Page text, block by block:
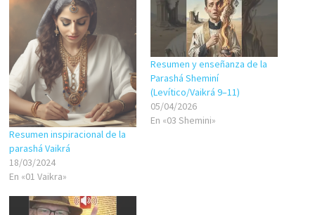
Resumen inspiracional de la
parashá Vaikrá
18/03/2024
En «01 Vaikra»
Resumen y enseñanza de la
Parashá Sheminí
(Levítico/Vaikrá 9–11)
05/04/2026
En «03 Shemini»